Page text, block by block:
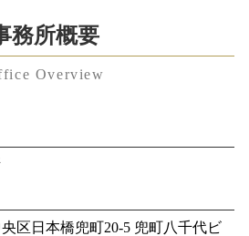
務所概要
Overview
区日本橋兜町20-5 兜町八千代ビ